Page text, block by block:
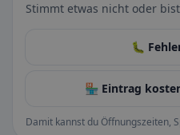
Stimmt etwas nicht oder
🐛
🏪 Eintrag
Damit kannst du Öffnungszeiten,